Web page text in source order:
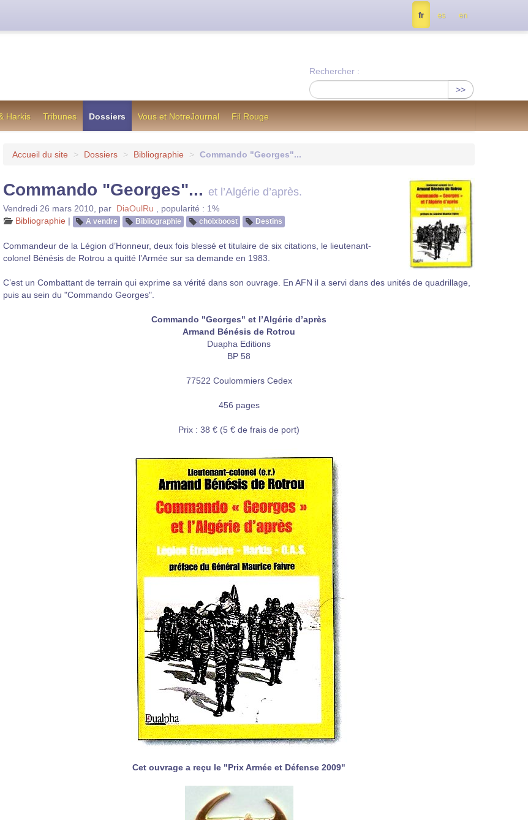
Rechercher :
>>
Harkis Tribunes Dossiers Vous et NotreJournal Fil Rouge
Accueil du site > Dossiers > Bibliographie > Commando "Georges"...
Commando "Georges"... et l’Algérie d’après.
Vendredi 26 mars 2010 par DiaOulRu
popularité : 1%
Bibliographie | A vendre Bibliographie choixboost Destins
Commandeur de la Légion d’Honneur, deux fois blessé et titulaire de six citations, le lieutenant-
colonel Bénésis de Rotrou a quitté l’Armée sur sa demande en 1983.
C’est un Combattant de terrain qui exprime sa vérité dans son ouvrage. En AFN il a servi dans des unités de quadrillage,
puis au sein du "Commando Georges".
Commando "Georges" et l’Algérie d’après
Armand Bénésis de Rotrou
Duapha Editions
BP 58
77522 Coulommiers Cedex
456 pages
Prix : 38 € (5 € de frais de port)
Cet ouvrage a reçu le "Prix Armée et Défense 2009"
fr es en
formule utilisée jusqu’en octobre 2012, en cas de difficultés, contactez nous à info@notrejournal.info !